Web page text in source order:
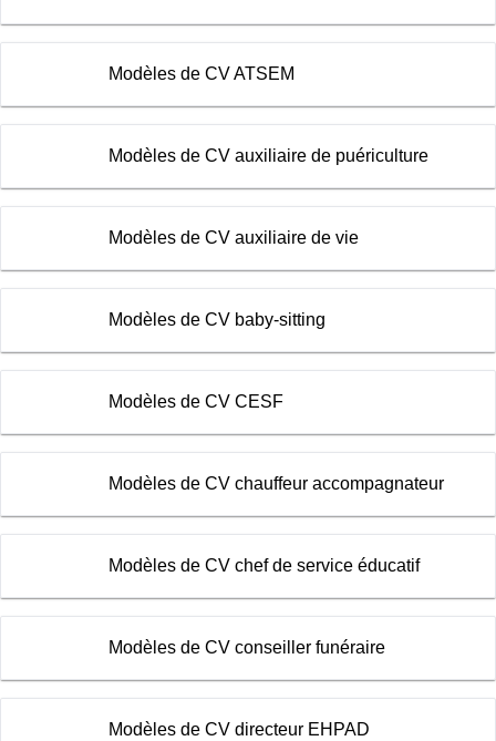
Modèles de CV ATSEM
Modèles de CV auxiliaire de puériculture
Modèles de CV auxiliaire de vie
Modèles de CV baby-sitting
Modèles de CV CESF
Modèles de CV chauffeur accompagnateur
Modèles de CV chef de service éducatif
Modèles de CV conseiller funéraire
Modèles de CV directeur EHPAD